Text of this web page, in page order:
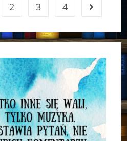
2 3 4 Go to the